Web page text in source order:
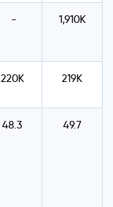
- 1,910K
220K 219K
48.3 49.7